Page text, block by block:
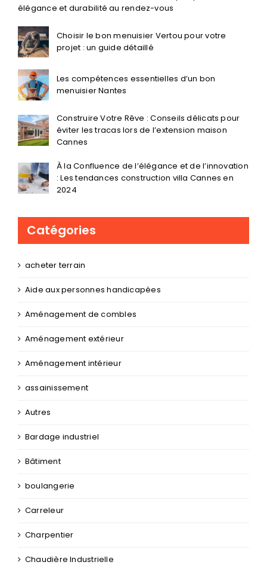
élégance et durabilité au rendez-vous
Choisir le bon menuisier Vertou pour votre
projet : un guide détaillé
Les compétences essentielles d’un bon
menuisier Nantes
Construire Votre Rêve : Conseils délicats pour
éviter les tracas lors de l’extension maison
Cannes
À la Confluence de l’élégance et de l’innovation
: Les tendances construction villa Cannes en
2024
Catégories
acheter terrain
Aide aux personnes handicapées
Aménagement de combles
Aménagement extérieur
Aménagement intérieur
assainissement
Autres
Bardage industriel
Bâtiment
boulangerie
Carreleur
Charpentier
Chaudière Industrielle